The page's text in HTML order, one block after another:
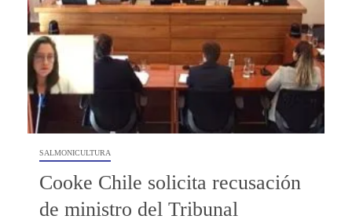
SALMONICULTURA
Cooke Chile solicita recusación
de ministro del Tribunal